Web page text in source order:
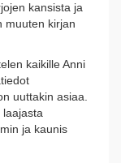
kansista ja
muuten kirjan
kaikille Anni
uuttakin asiaa.
ja kaunis